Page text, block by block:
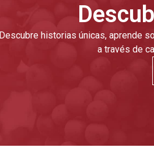
Descubre historias únicas, aprende
a través de